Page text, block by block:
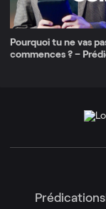
Pourquoi tu ne vas
commences ? –
Prédications